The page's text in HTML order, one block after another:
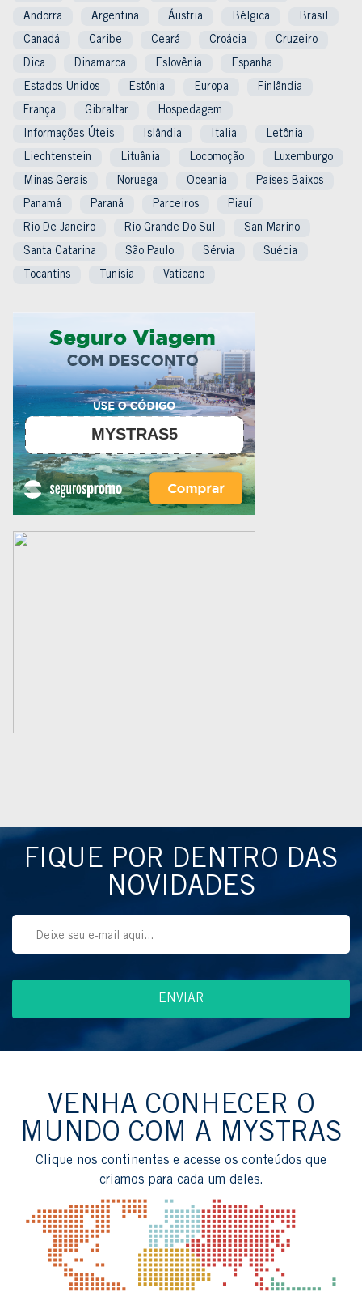
Andorra Argentina Áustria Bélgica Brasil
Canadá Caribe Ceará Croácia Cruzeiro
Dica Dinamarca Eslovênia Espanha
Estados Unidos Estônia Europa Finlândia
França Gibraltar Hospedagem
Informações Úteis Islândia Italia Letônia
Liechtenstein Lituânia Locomoção Luxemburgo
Minas Gerais Noruega Oceania Países Baixos
Panamá Paraná Parceiros Piauí
Rio De Janeiro Rio Grande Do Sul San Marino
Santa Catarina São Paulo Sérvia Suécia
Tocantins Tunísia Vaticano
MYSTRAS5
FIQUE POR DENTRO DAS
NOVIDADES
VENHA CONHECER O
MUNDO COM A MYSTRAS
Clique nos continentes e acesse os conteúdos que
criamos para cada um deles.